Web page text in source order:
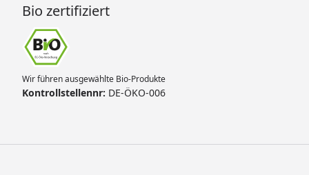
Bio zertifiziert
Wir führen ausgewählte Bio-Produkte
Kontrollstellennr: DE-ÖKO-006